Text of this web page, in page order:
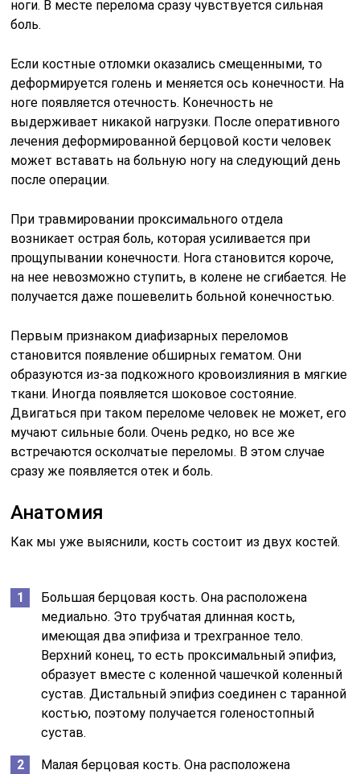
ноги. В месте перелома сразу чувствуется сильная
боль.
Если костные отломки оказались смещенными, то
деформируется голень и меняется ось конечности. На
ноге появляется отечность. Конечность не
выдерживает никакой нагрузки. После оперативного
лечения деформированной берцовой кости человек
может вставать на больную ногу на следующий день
после операции.
При травмировании проксимального отдела
возникает острая боль, которая усиливается при
прощупывании конечности. Нога становится короче,
на нее невозможно ступить, в колене не сгибается. Не
получается даже пошевелить больной конечностью.
Первым признаком диафизарных переломов
становится появление обширных гематом. Они
образуются из-за подкожного кровоизлияния в мягкие
ткани. Иногда появляется шоковое состояние.
Двигаться при таком переломе человек не может, его
мучают сильные боли. Очень редко, но все же
встречаются осколчатые переломы. В этом случае
сразу же появляется отек и боль.
Анатомия
Как мы уже выяснили, кость состоит из двух костей.
Большая берцовая кость. Она расположена
медиально. Это трубчатая длинная кость,
имеющая два эпифиза и трехгранное тело.
Верхний конец, то есть проксимальный эпифиз,
образует вместе с коленной чашечкой коленный
сустав. Дистальный эпифиз соединен с таранной
костью, поэтому получается голеностопный
сустав.
Малая берцовая кость. Она расположена